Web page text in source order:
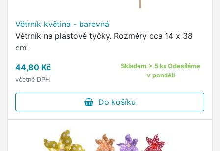
Větrník květina - barevná
Větrník na plastové tyčky. Rozměry cca 14 x 38
cm.
44,80 Kč
včetně DPH
Skladem > 5 ks Odesíláme
v pondělí
Do košíku